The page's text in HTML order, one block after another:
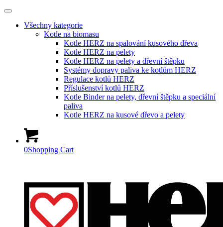
Všechny kategorie
Kotle na biomasu
Kotle HERZ na spalování kusového dřeva
Kotle HERZ na pelety
Kotle HERZ na pelety a dřevní štěpku
Systémy dopravy paliva ke kotlům HERZ
Regulace kotlů HERZ
Příslušenství kotlů HERZ
Kotle Binder na pelety, dřevní štěpku a speciální
paliva
Kotle HERZ na kusové dřevo a pelety
0Shopping Cart